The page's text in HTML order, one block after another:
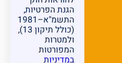
הגנת הפרטיות,
התשמ"א–1981
(כולל תיקון 13),
ולמטרות
המפורטות
במדיניות